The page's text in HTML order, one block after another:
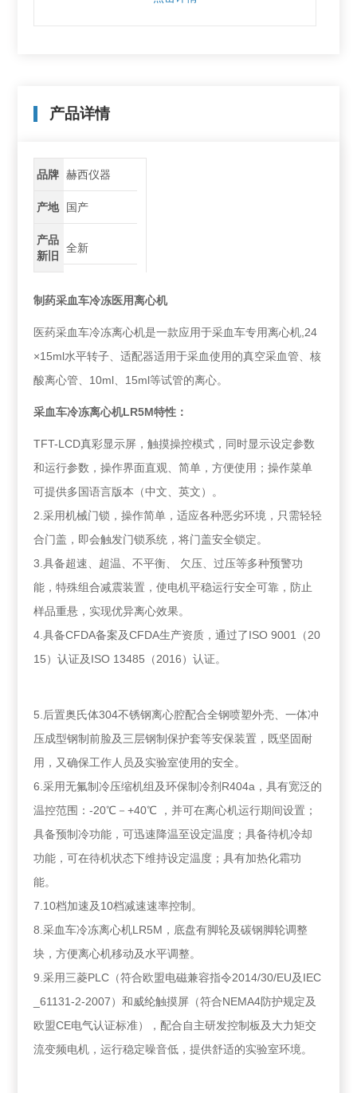
产品详情
品牌 赫西仪器
产地 国产
产品
新旧
全新
制药采血车冷冻医用离心机
医药采血车冷冻离心机是一款应用于采血车专用离心机,24
×15ml水平转子、适配器适用于采血使用的真空采血管、核
酸离心管、10ml、15ml等试管的离心。
采血车冷冻离心机LR5M特性：
TFT-LCD真彩显示屏，触摸操控模式，同时显示设定参数
和运行参数，操作界面直观、简单，方便使用；操作菜单
可提供多国语言版本（中文、英文）。
2.采用机械门锁，操作简单，适应各种恶劣环境，只需轻轻
合门盖，即会触发门锁系统，将门盖安全锁定。
3.具备超速、超温、不平衡、 欠压、过压等多种预警功
能，特殊组合减震装置，使电机平稳运行安全可靠，防止
样品重悬，实现优异离心效果。
4.具备CFDA备案及CFDA生产资质，通过了ISO 9001（20
15）认证及ISO 13485（2016）认证。
5.后置奥氏体304不锈钢离心腔配合全钢喷塑外壳、一体冲
压成型钢制前脸及三层钢制保护套等安保装置，既坚固耐
用，又确保工作人员及实验室使用的安全。
6.采用无氟制冷压缩机组及环保制冷剂R404a，具有宽泛的
温控范围：-20℃－+40℃ ，并可在离心机运行期间设置；
具备预制冷功能，可迅速降温至设定温度；具备待机冷却
功能，可在待机状态下维持设定温度；具有加热化霜功
能。
7.10档加速及10档减速速率控制。
8.采血车冷冻离心机LR5M，底盘有脚轮及碳钢脚轮调整
块，方便离心机移动及水平调整。
9.采用三菱PLC（符合欧盟电磁兼容指令2014/30/EU及IEC
_61131-2-2007）和威纶触摸屏（符合NEMA4防护规定及
欧盟CE电气认证标准），配合自主研发控制板及大力矩交
流变频电机，运行稳定噪音低，提供舒适的实验室环境。